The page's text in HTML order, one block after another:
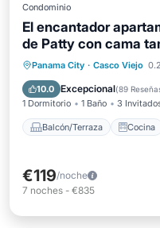
Condominio
El encantador
de Patty con cama
Panama City · Casco Viejo
10.0 Excepcional(89
1 Dormitorio 1 Baño 3
Balcón/Terraza Cocina
Balcón/Terraza
Aire
€119/noche
7 noches - €835